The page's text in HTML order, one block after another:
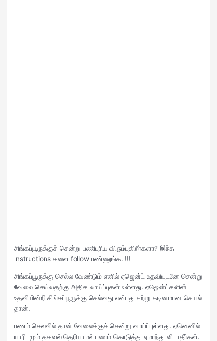
சிங்கப்பூருக்குச் சென்று பணிபுரிய விரும்புகிறீர்களா? இந்த
Instructions களை follow பண்ணுங்க..!!!
சிங்கப்பூருக்கு செல்ல வேண்டும் எனில் ஏஜென்ட் உதவியுடனே சென்று
வேலை செய்வதற்கு அதிக வாய்ப்புகள் உள்ளது. ஏஜென்ட்களின்
உதவியின்றி சிங்கப்பூருக்கு செல்வது என்பது சற்று கடினமான செயல்
தான்.
பணம் செலவில் தான் வேலைக்குச் சென்று வாய்ப்புள்ளது. ஏனெனில்
யாரிடமும் தகவல் தெரியாமல் பணம் கொடுத்து ஏமாந்து விடாதீர்கள்.